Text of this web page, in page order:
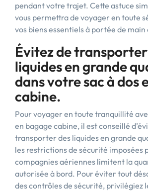
pendant votre trajet. Cette astuce
vous permettra de voyager en toute
vos biens essentiels à portée de main
Évitez de
liquides en grande
dans votre sac à dos
cabine.
Pour voyager en toute tranquillité
en bagage cabine, il est conseillé
transporter des liquides en grande
les restrictions de sécurité imposées
compagnies aériennes limitent la
autorisée à bord. Pour éviter tout
des contrôles de sécurité, privilégiez